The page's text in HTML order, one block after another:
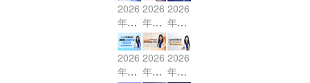
2026
年7
月US
BAR
考前
冲刺
2026
年7
月US
BAR
冲刺
班火
2026
年7
月US
BAR
冲刺
班火
2026
年7
2026
年7
2026
年2